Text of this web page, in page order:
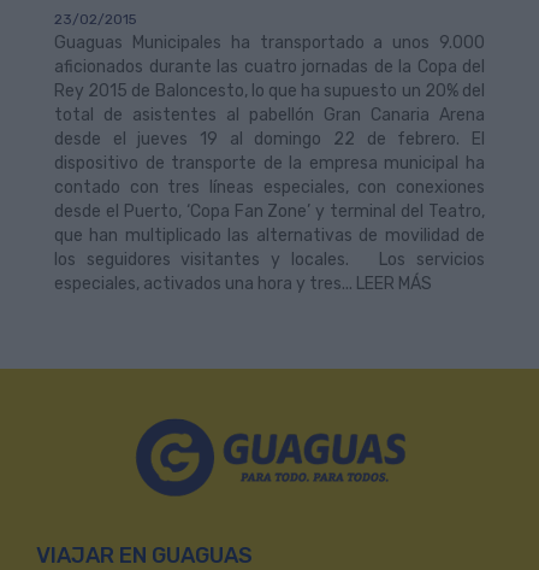
23/02/2015
Guaguas Municipales ha transportado a unos 9.000
aficionados durante las cuatro jornadas de la Copa del
Rey 2015 de Baloncesto, lo que ha supuesto un 20% del
total de asistentes al pabellón Gran Canaria Arena
desde el jueves 19 al domingo 22 de febrero. El
dispositivo de transporte de la empresa municipal ha
contado con tres líneas especiales, con conexiones
desde el Puerto, ‘Copa Fan Zone’ y terminal del Teatro,
que han multiplicado las alternativas de movilidad de
los seguidores visitantes y locales. Los servicios
especiales, activados una hora y tres... LEER MÁS
VIAJAR EN GUAGUAS